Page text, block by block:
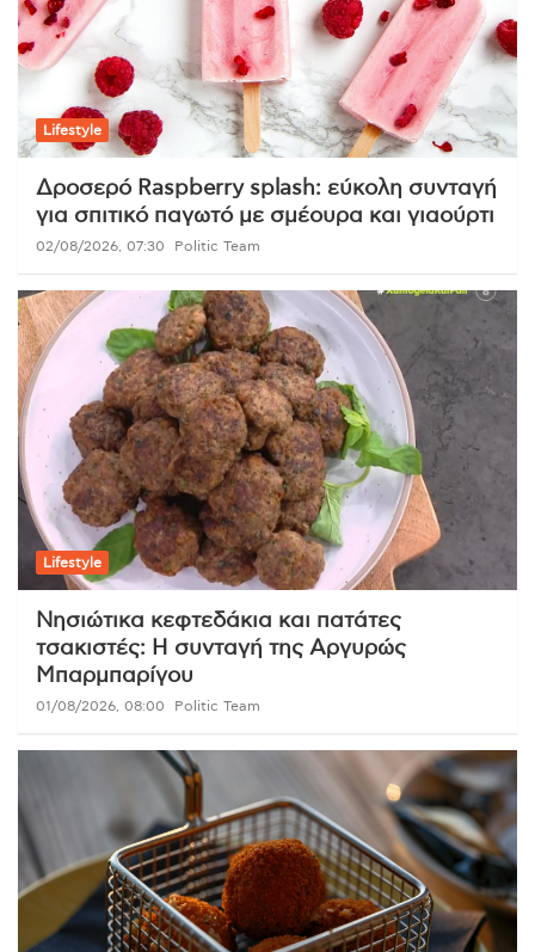
Lifestyle
Δροσερό Raspberry splash: εύκολη συνταγή
για σπιτικό παγωτό με σμέουρα και γιαούρτι
02/08/2026, 07:30 Politic Team
Lifestyle
Νησιώτικα κεφτεδάκια και πατάτες
τσακιστές: Η συνταγή της Αργυρώς
Μπαρμπαρίγου
01/08/2026, 08:00 Politic Team